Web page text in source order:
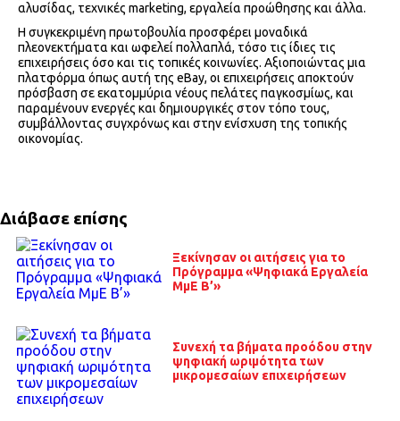
αλυσίδας, τεχνικές marketing, εργαλεία προώθησης και άλλα.
H συγκεκριμένη πρωτοβουλία προσφέρει μοναδικά
πλεονεκτήματα και ωφελεί πολλαπλά, τόσο τις ίδιες τις
επιχειρήσεις όσο και τις τοπικές κοινωνίες. Αξιοποιώντας μια
πλατφόρμα όπως αυτή της eBay, οι επιχειρήσεις αποκτούν
πρόσβαση σε εκατομμύρια νέους πελάτες παγκοσμίως, και
παραμένουν ενεργές και δημιουργικές στον τόπο τους,
συμβάλλοντας συγχρόνως και στην ενίσχυση της τοπικής
οικονομίας.
Διάβασε επίσης
Ξεκίνησαν οι αιτήσεις για το
Πρόγραμμα «Ψηφιακά Εργαλεία
ΜμΕ Β’»
Συνεχή τα βήματα προόδου στην
ψηφιακή ωριμότητα των
μικρομεσαίων επιχειρήσεων